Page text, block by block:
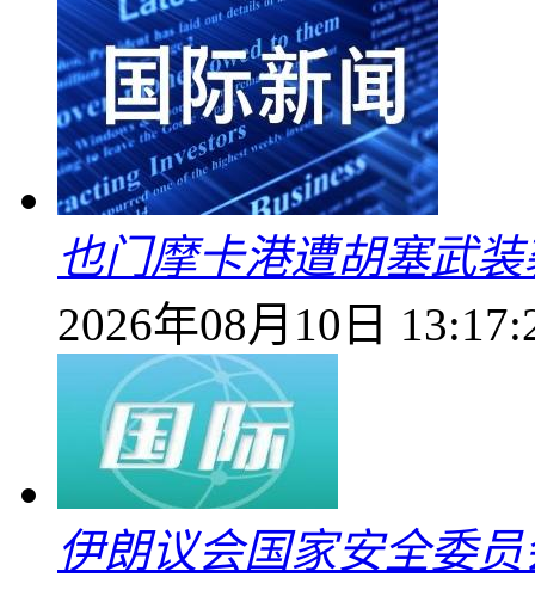
也门摩卡港遭胡塞武
2026年08月10日
伊朗议会国家安全委